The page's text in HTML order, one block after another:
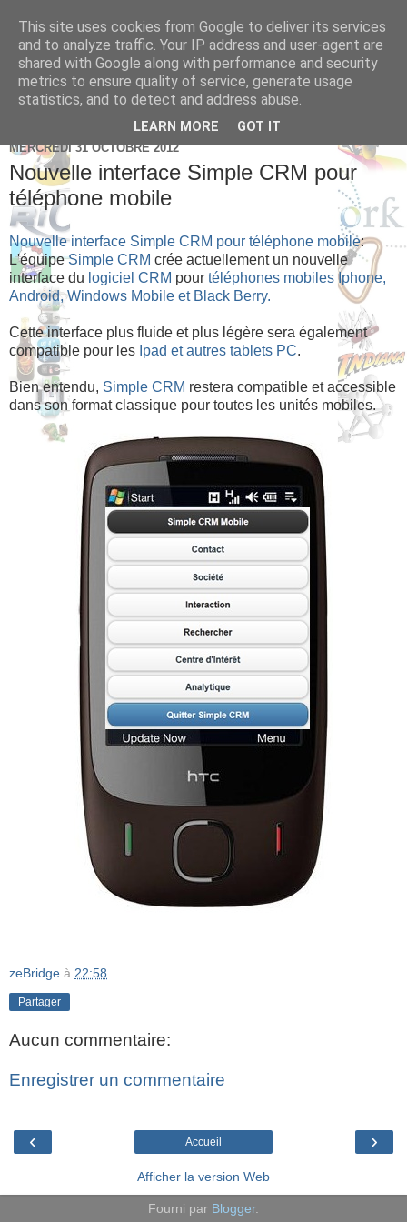
Brice Cornet: serial
entrepreneur hédoniste
MERCREDI 31 OCTOBRE 2012
Nouvelle interface Simple CRM pour
téléphone mobile
Nouvelle interface Simple CRM pour téléphone mobile:
L'équipeSimple CRM crée actuellement un nouvelle
interface du logiciel CRM pour téléphones mobiles Iphone,
Android, Windows Mobile et Black Berry.
Cette interface plus fluide et plus légère sera également
compatible pour les Ipad et autres tablets PC.
Bien entendu, Simple CRM restera compatible et accessible
dans son format classique pour toutes les unités mobiles.
zeBridge à 22:58
Partager
Aucun commentaire:
Enregistrer un commentaire
‹ ›
Accueil
Afficher la version Web
Fourni par Blogger.
This site uses cookies from Google to deliver its services
and to analyze traffic. Your IP address and user-agent are
shared with Google along with performance and security
metrics to ensure quality of service, generate usage
statistics, and to detect and address abuse.
LEARN MORE GOT IT